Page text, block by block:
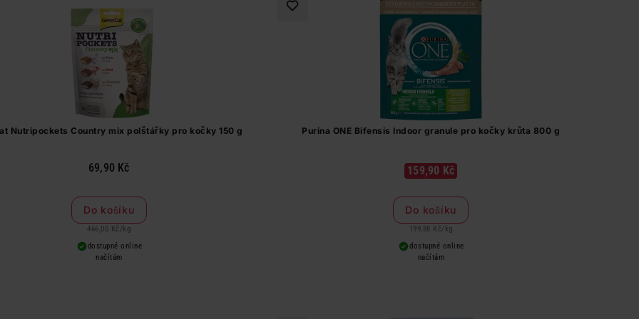
Nutripockets Country mix polštářky pro kočky 150 g
69,90 Kč
Do košíku
466,00 Kč / kg
dostupné online
načítám
Purina ONE Bifensis Indoor granule pro kočky krůta 800 g
159,90 Kč
Do košíku
199,88 Kč/ kg
dostupné online
načítám